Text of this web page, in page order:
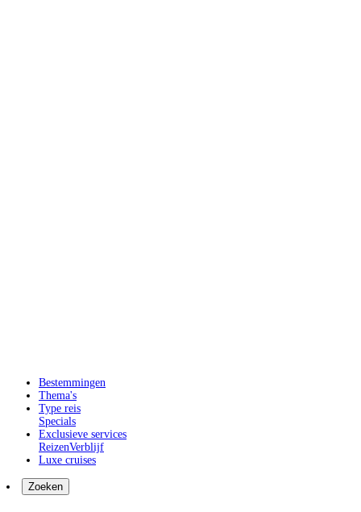
Bestemmingen
Thema's
Type reis
Specials
Exclusieve services
ReizenVerblijf
Luxe cruises
Zoeken